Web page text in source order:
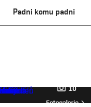
Padni komu padni
10
Fotogalerie